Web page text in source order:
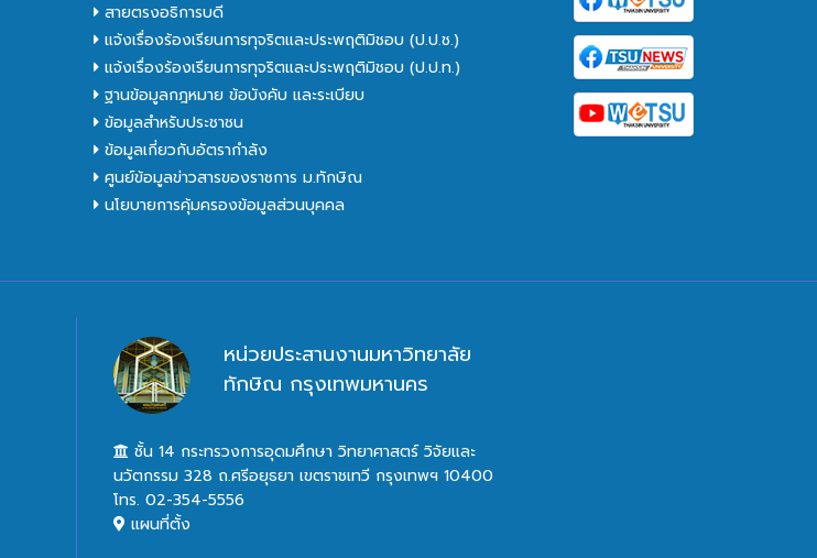
สายตรงอธิการบดี
แจ้งเรื่องร้องเรียนการทุจริตและประพฤติมิชอบ (ป.ป.ช.)
แจ้งเรื่องร้องเรียนการทุจริตและประพฤติมิชอบ (ป.ป.ท.)
ฐานข้อมูลกฎหมาย ข้อบังคับ และระเบียบ
ข้อมูลสำหรับประชาชน
ข้อมูลเกี่ยวกับอัตรากำลัง
ศูนย์ข้อมูลข่าวสารของราชการ ม.ทักษิณ
นโยบายการคุ้มครองข้อมูลส่วนบุคคล
หน่วยประสานงานมหาวิทยาลัย
ทักษิณ กรุงเทพมหานคร
ชั้น 14 กระทรวงการอุดมศึกษา วิทยาศาสตร์ วิจัยและ
นวัตกรรม 328 ถ.ศรีอยุธยา เขตราชเทวี กรุงเทพฯ 10400
โทร. 02-354-5556
แผนที่ตั้ง